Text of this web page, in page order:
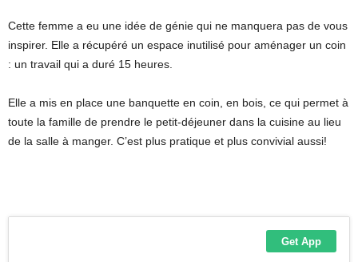
Cette femme a eu une idée de génie qui ne manquera pas de vous
inspirer. Elle a récupéré un espace inutilisé pour aménager un coin
: un travail qui a duré 15 heures.
Elle a mis en place une banquette en coin, en bois, ce qui permet à
toute la famille de prendre le petit-déjeuner dans la cuisine au lieu
de la salle à manger. C’est plus pratique et plus convivial aussi!